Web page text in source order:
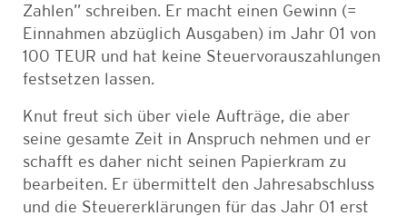
Zahlen” schreiben. Er macht einen Gewinn (=
Einnahmen abzüglich Ausgaben) im Jahr 01 von
100 TEUR und hat keine Steuervorauszahlungen
festsetzen lassen.
Knut freut sich über viele Aufträge, die aber
seine gesamte Zeit in Anspruch nehmen und er
schafft es daher nicht seinen Papierkram zu
bearbeiten. Er übermittelt den Jahresabschluss
und die Steuererklärungen für das Jahr 01 erst